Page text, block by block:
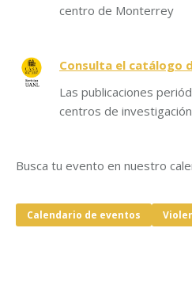
centro de Monterrey
Consulta el catálogo
Las publicaciones
centros de
Busca tu evento en nuestro
Calendario de eventos